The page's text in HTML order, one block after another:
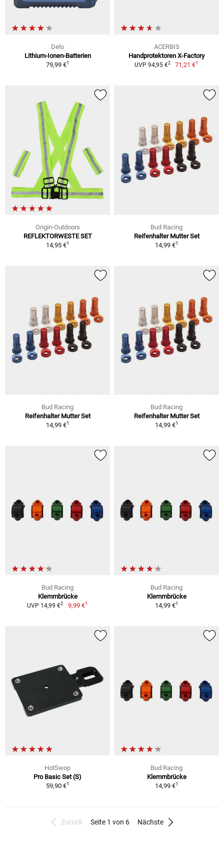
Delo
Lithium-Ionen-Batterien
79,99 €1
ACERBIS
Handprotektoren X-Factory
UVP 94,95 €2 71,21 €1
Origin-Outdoors
REFLEKTORWESTE SET
14,95 €1
Bud Racing
Reifenhalter Mutter Set
14,99 €1
Bud Racing
Reifenhalter Mutter Set
14,99 €1
Bud Racing
Reifenhalter Mutter Set
14,99 €1
Bud Racing
Klemmbrücke
UVP 14,99 €2 9,99 €1
Bud Racing
Klemmbrücke
14,99 €1
HotSwop
Pro Basic Set (S)
59,90 €1
Bud Racing
Klemmbrücke
14,99 €1
Zurück Seite 1 von 6 Nächste